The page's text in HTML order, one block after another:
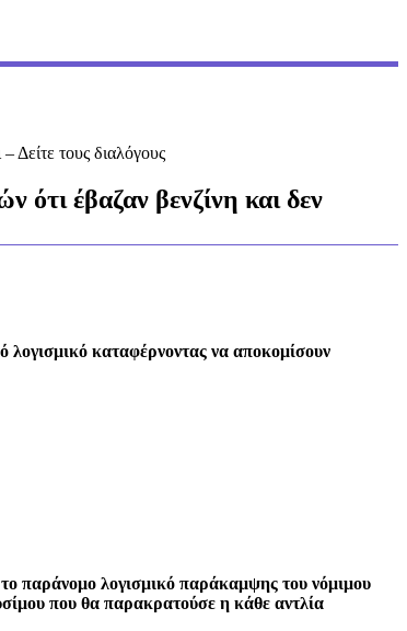
Δείτε τους διαλόγους
ότι έβαζαν βενζίνη και δεν
λογισμικό καταφέρνοντας να αποκομίσουν
παράνομο λογισμικό παράκαμψης του νόμιμου
που θα παρακρατούσε η κάθε αντλία